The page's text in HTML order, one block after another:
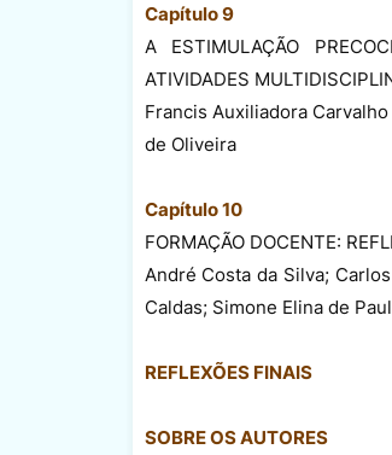
Capítulo 9
A ESTIMULAÇÃO
ATIVIDADES
Francis Auxiliadora
de Oliveira
Capítulo 10
FORMAÇÃO DOCENTE:
André Costa da Silva;
Caldas; Simone Elina de
REFLEXÕES FINAIS
SOBRE OS AUTORES